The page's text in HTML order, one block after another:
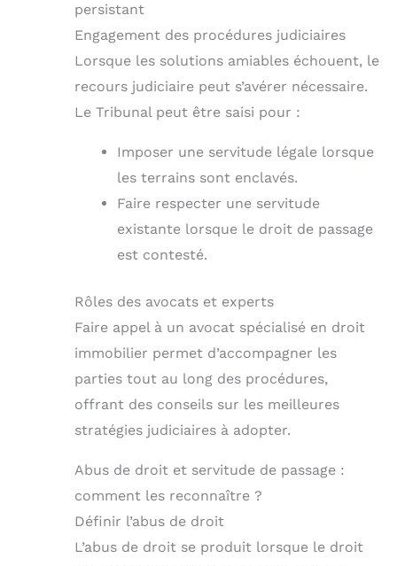
persistant
Engagement des procédures judiciaires
Lorsque les solutions amiables échouent, le
recours judiciaire peut s’avérer nécessaire.
Le Tribunal peut être saisi pour :
Imposer une servitude légale lorsque
les terrains sont enclavés.
Faire respecter une servitude
existante lorsque le droit de passage
est contesté.
Rôles des avocats et experts
Faire appel à un avocat spécialisé en droit
immobilier permet d’accompagner les
parties tout au long des procédures,
offrant des conseils sur les meilleures
stratégies judiciaires à adopter.
Abus de droit et servitude de passage :
comment les reconnaître ?
Définir l’abus de droit
L’abus de droit se produit lorsque le droit